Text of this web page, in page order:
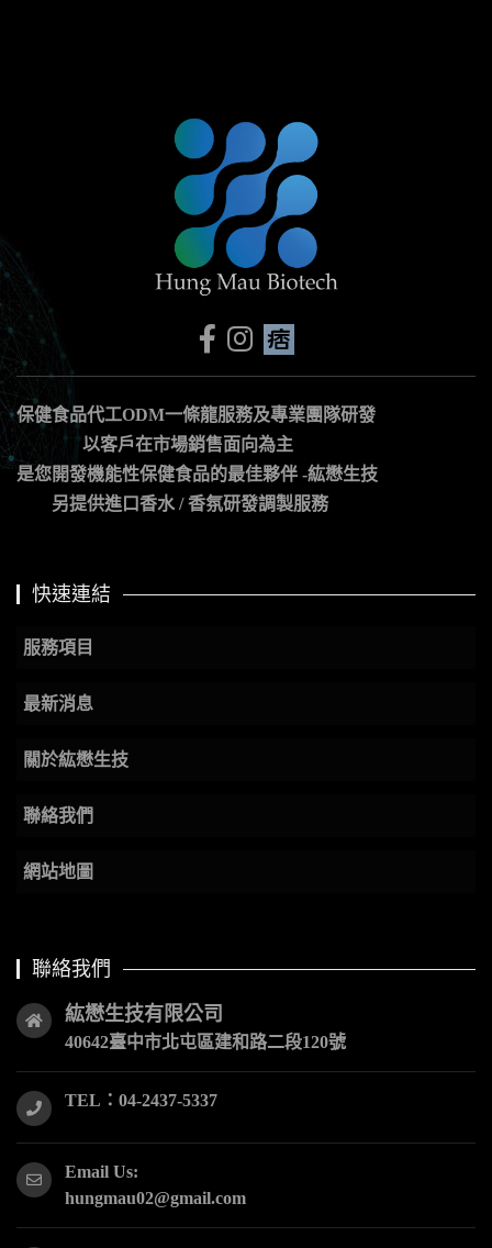
保健食品代工ODM一條龍服務及專業團隊研發
以客戶在市場銷售面向為主
是您開發機能性保健食品的最佳夥伴 -紘懋生技
另提供進口香水 / 香氛研發調製服務
快速連結
服務項目
最新消息
關於紘懋生技
聯絡我們
網站地圖
聯絡我們
紘懋生技有限公司
40642臺中市北屯區建和路二段120號
TEL：04-2437-5337
Email Us:
hungmau02@gmail.com